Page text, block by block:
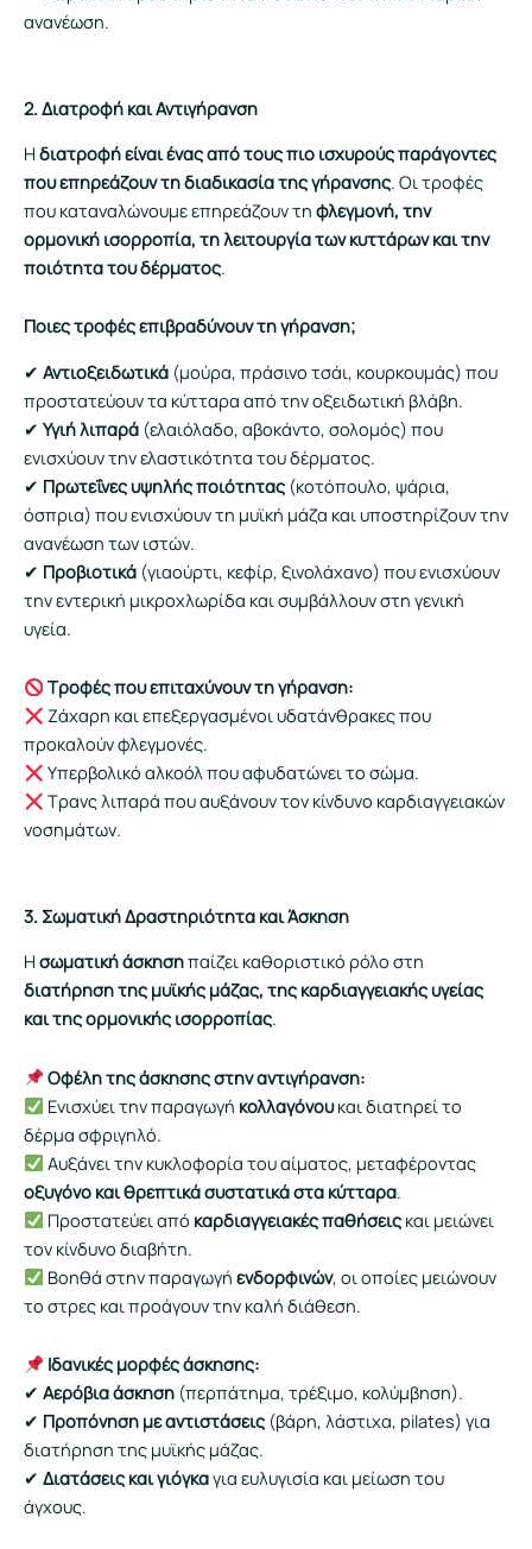
ανανέωση.
2. Διατροφή και Αντιγήρανση
Η διατροφή είναι ένας από τους πιο ισχυρούς παράγοντες
που επηρεάζουν τη διαδικασία της γήρανσης. Οι τροφές
που καταναλώνουμε επηρεάζουν τη φλεγμονή, την
ορμονική ισορροπία, τη λειτουργία των κυττάρων και την
ποιότητα του δέρματος.
Ποιες τροφές επιβραδύνουν τη γήρανση;
✔ Αντιοξειδωτικά (μούρα, πράσινο τσάι, κουρκουμάς) που
προστατεύουν τα κύτταρα από την οξειδωτική βλάβη.
✔ Υγιή λιπαρά (ελαιόλαδο, αβοκάντο, σολομός) που
ενισχύουν την ελαστικότητα του δέρματος.
✔ Πρωτεΐνες υψηλής ποιότητας (κοτόπουλο, ψάρια,
όσπρια) που ενισχύουν τη μυϊκή μάζα και υποστηρίζουν την
ανανέωση των ιστών.
✔ Προβιοτικά (γιαούρτι, κεφίρ, ξινολάχανο) που ενισχύουν
την εντερική μικροχλωρίδα και συμβάλλουν στη γενική
υγεία.
Τροφές που επιταχύνουν τη γήρανση:
Ζάχαρη και επεξεργασμένοι υδατάνθρακες που
προκαλούν φλεγμονές.
Υπερβολικό αλκοόλ που αφυδατώνει το σώμα.
Τρανς λιπαρά που αυξάνουν τον κίνδυνο καρδιαγγειακών
νοσημάτων.
3. Σωματική Δραστηριότητα και Άσκηση
Η σωματική άσκησηπαίζει καθοριστικό ρόλο στη
διατήρηση της μυϊκής μάζας, της καρδιαγγειακής υγείας
και της ορμονικής ισορροπίας.
Οφέλη της άσκησης στην αντιγήρανση:
Ενισχύει την παραγωγή κολλαγόνουκαι διατηρεί το
δέρμα σφριγηλό.
Αυξάνει την κυκλοφορία του αίματος, μεταφέροντας
οξυγόνο και θρεπτικά συστατικά στα κύτταρα.
Προστατεύει από καρδιαγγειακές παθήσειςκαι μειώνει
τον κίνδυνο διαβήτη.
Βοηθά στην παραγωγή ενδορφινών, οι οποίες μειώνουν
το στρες και προάγουν την καλή διάθεση.
Ιδανικές μορφές άσκησης:
✔ Αερόβια άσκηση (περπάτημα, τρέξιμο, κολύμβηση).
✔ Προπόνηση με αντιστάσεις (βάρη, λάστιχα, pilates) για
διατήρηση της μυϊκής μάζας.
✔ Διατάσεις και γιόγκαγια ευλυγισία και μείωση του
άγχους.